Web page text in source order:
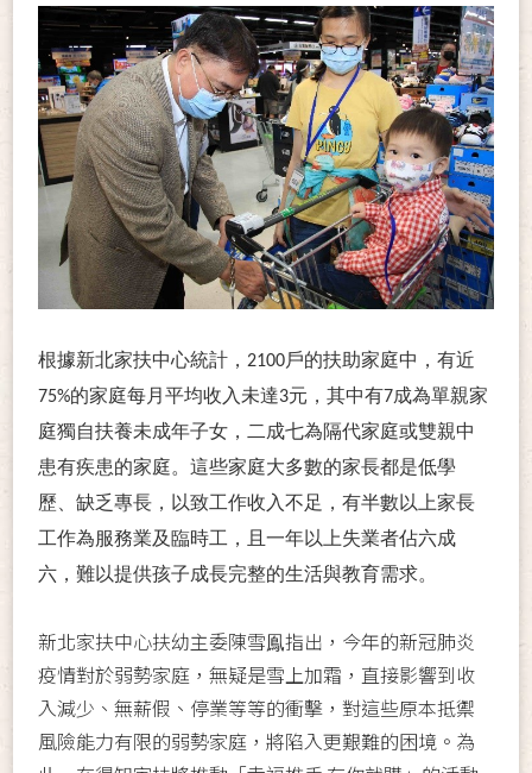
根據新北家扶中心統計，2100戶的扶助家庭中，有近
75%的家庭每月平均收入未達3元，其中有7成為單親家
庭獨自扶養未成年子女，二成七為隔代家庭或雙親中
患有疾患的家庭。這些家庭大多數的家長都是低學
歷、缺乏專長，以致工作收入不足，有半數以上家長
工作為服務業及臨時工，且一年以上失業者佔六成
六，難以提供孩子成長完整的生活與教育需求。
新北家扶中心扶幼主委陳雪鳯指出，今年的新冠肺炎
疫情對於弱勢家庭，無疑是雪上加霜，直接影響到收
入減少、無薪假、停業等等的衝擊，對這些原本抵禦
風險能力有限的弱勢家庭，將陷入更艱難的困境。為